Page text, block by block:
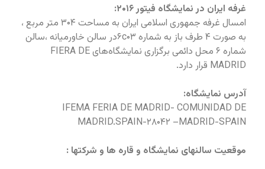
غرفه ایران در نمایشگاه فیتور ۲۰۱۶:
امسال غرفه جمهوری اسلامی ایران به مساحت ۳۰۴ متر مربع ،
به صورت ۴ طرف باز به شماره ۶c۰۳در سالن خاورمیانه ،سالن
شماره ۶ محل دائمی برگزاری نمايشگاه‌های FIERA DE
MADRID قرار دارد.
آدرس نمایشگاه:
IFEMA FERIA DE MADRID- COMUNIDAD DE
MADRID.SPAIN-۲۸۰۴۲ –MADRID-SPAIN
موقعیت سالنهای نمایشگاه و قاره ها و شرکتها :